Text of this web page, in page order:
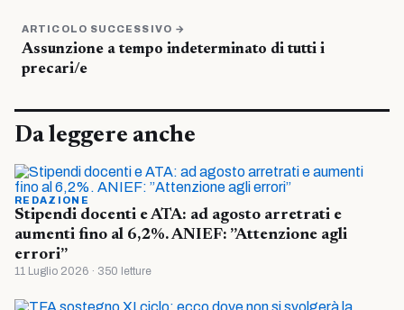
ARTICOLO SUCCESSIVO →
Assunzione a tempo indeterminato di tutti i
precari/e
Da leggere anche
REDAZIONE
Stipendi docenti e ATA: ad agosto arretrati e
aumenti fino al 6,2%. ANIEF: ”Attenzione agli
errori”
11 Luglio 2026 · 350 letture